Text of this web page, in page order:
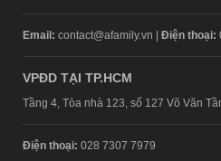
Email: contact@afamily.vn | Điện thoại:
VPĐD TẠI TP.HCM
Tầng 4, Tòa nhà 123, số 127 Võ Văn
Điện thoại: 028 7307 7979